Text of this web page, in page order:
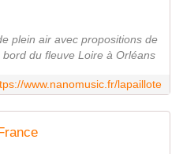
plein air avec propositions de
du fleuve Loire à Orléans
www.nanomusic.fr/lapaillote